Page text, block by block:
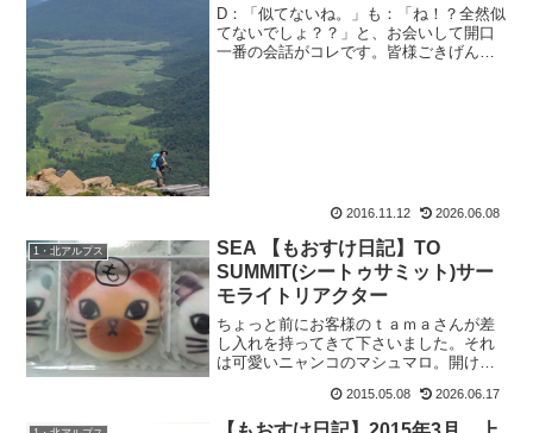
D：「似てないね。」も：「ね！？全然似
てないでしょ？？」と、お会いして開口
一番の会話がコレです。皆様ごきげんよ
2016.11.12 2026.06.08
1・北アルプス
SEA 【もおすけ日記】TO
SUMMIT(シートゥサミット)サー
モライトリアクター
ちょっと前にお客様のｔａｍａさんが差
し入れを持ってきて下さいました。それ
は可愛いニャンコのマシュマロ。開けた
れ！」と、食べたいニャンコにキープの
サインを。 開封者の特権ね。その時ちょ
2015.05.08 2026.06.17